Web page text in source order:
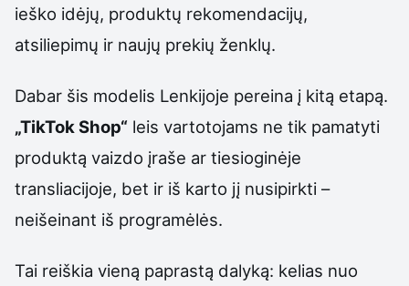
ieško idėjų, produktų rekomendacijų,
atsiliepimų ir naujų prekių ženklų.
Dabar šis modelis Lenkijoje pereina į kitą etapą.
„TikTok Shop“ leis vartotojams ne tik pamatyti
produktą vaizdo įraše ar tiesioginėje
transliacijoje, bet ir iš karto jį nusipirkti –
neišeinant iš programėlės.
Tai reiškia vieną paprastą dalyką: kelias nuo